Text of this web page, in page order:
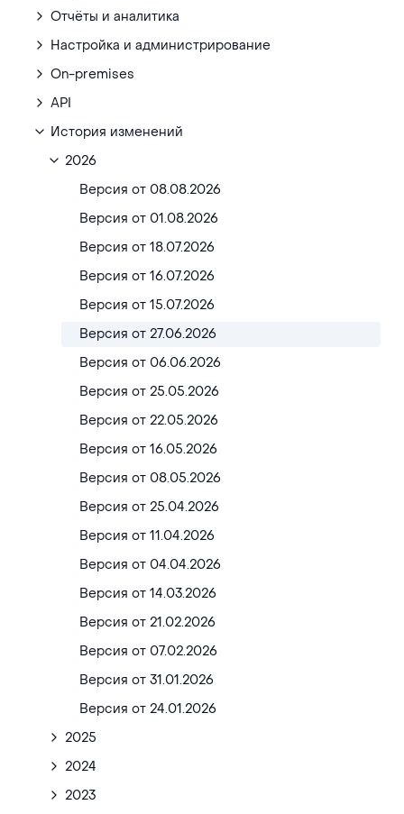
Отчёты и аналитика
Настройка и администрирование
On-premises
API
История изменений
2026
Версия от 08.08.2026
Версия от 01.08.2026
Версия от 18.07.2026
Версия от 16.07.2026
Версия от 15.07.2026
Версия от 27.06.2026
Версия от 06.06.2026
Версия от 25.05.2026
Версия от 22.05.2026
Версия от 16.05.2026
Версия от 08.05.2026
Версия от 25.04.2026
Версия от 11.04.2026
Версия от 04.04.2026
Версия от 14.03.2026
Версия от 21.02.2026
Версия от 07.02.2026
Версия от 31.01.2026
Версия от 24.01.2026
2025
2024
2023